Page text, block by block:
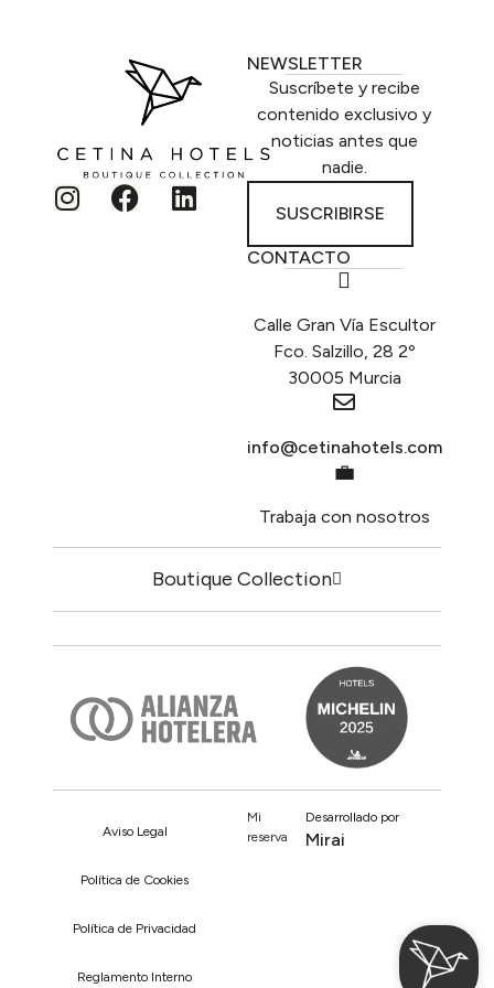
NEWSLETTER
Suscríbete y recibe
contenido exclusivo y
noticias antes que
nadie.
SUSCRIBIRSE
CONTACTO
Calle Gran Vía Escultor
Fco. Salzillo, 28 2º
30005 Murcia
info@cetinahotels.com
Trabaja con nosotros
Boutique Collection
Aviso Legal
Política de Cookies
Política de Privacidad
Reglamento Interno
Mi
reserva
Desarrollado por
Mirai